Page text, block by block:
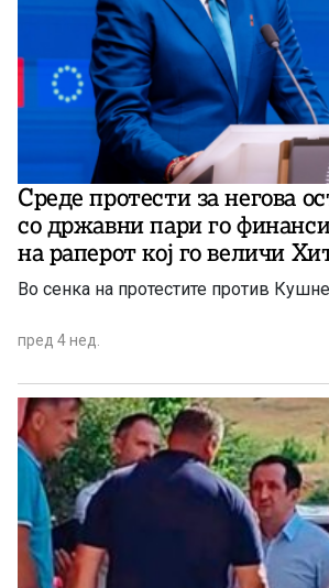
Среде протести за негова
со државни пари го
на раперот кој го величи
Во сенка на протестите против
пред 4 нед.